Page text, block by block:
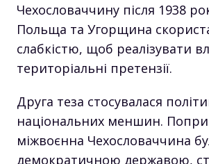
Чехословаччину після 1938
Польща та Угорщина
слабкістю, щоб реалізувати
територіальні претензії.
Друга теза стосувалася
національних меншин.
міжвоєнна Чехословаччина
демократичною державою,